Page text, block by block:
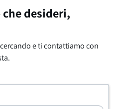
desideri,
e ti contattiamo con